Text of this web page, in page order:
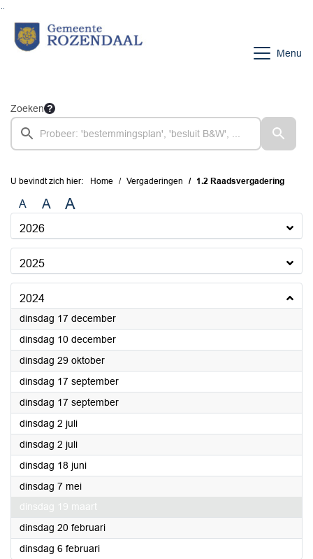
Menu
Zoeken
U bevindt zich hier: Home Vergaderingen 1.2 Raadsvergadering
A A A
2026
2025
2024
dinsdag 17 december2024
dinsdag 10 december2024
dinsdag 29 oktober2024
dinsdag 17 september2024
dinsdag 17 september2024
dinsdag 2 juli2024
dinsdag 2 juli2024
dinsdag 18 juni2024
dinsdag 7 mei2024
dinsdag 19 maart
dinsdag 20 februari2024
dinsdag 6 februari2024